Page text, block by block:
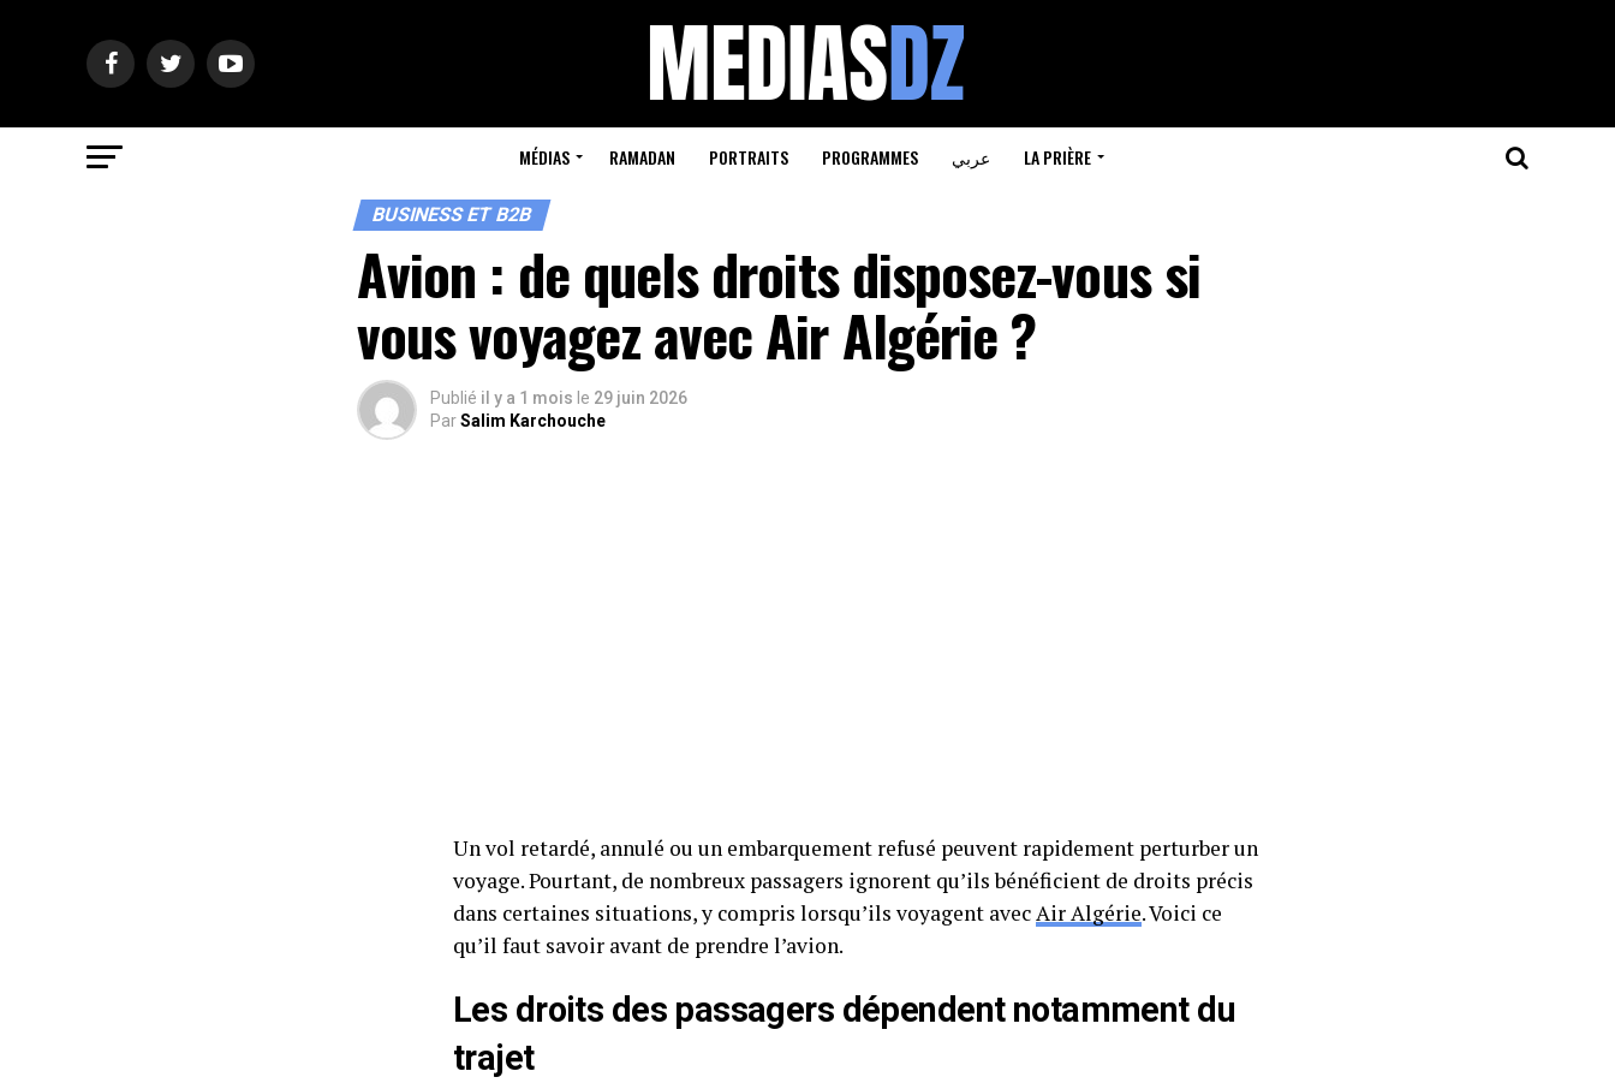
MÉDIAS RAMADAN PORTRAITS PROGRAMMES عربي LA PRIÈRE
BUSINESS ET B2B
Avion : de quels droits disposez-vous si
vous voyagez avec Air Algérie ?
Publié il y a 1 mois le 29 juin 2026
ParSalim Karchouche
Un vol retardé, annulé ou un embarquement refusé peuvent rapidement perturber un
voyage. Pourtant, de nombreux passagers ignorent qu’ils bénéficient de droits précis
dans certaines situations, y compris lorsqu’ils voyagent avecAir Algérie. Voici ce
qu’il faut savoir avant de prendre l’avion.
Les droits des passagers dépendent notamment du
trajet